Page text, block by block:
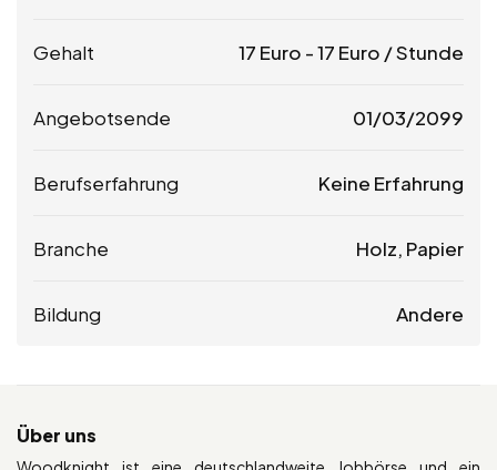
Gehalt 17 Euro -17 Euro / Stunde
Angebotsende 01/03/2099
Berufserfahrung Keine Erfahrung
Branche Holz, Papier
Bildung Andere
Über uns